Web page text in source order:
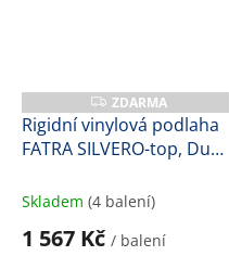
Z
D
A
R
ZDARMA
Rigidní vinylová podlaha
FATRA SILVERO-top, Dub
Skladem (4 balení)
1 567 Kč / balení